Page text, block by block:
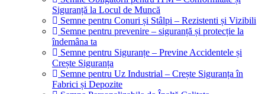
Siguranță la Locul de Muncă
Semne pentru Conuri și Stâlpi – Rezistenti și Vizibili
Semne pentru prevenire – siguranță și protecție la
îndemâna ta
Semne pentru Siguranțe – Previne Accidentele și
Crește Siguranța
Semne pentru Uz Industrial – Crește Siguranța în
Fabrici și Depozite